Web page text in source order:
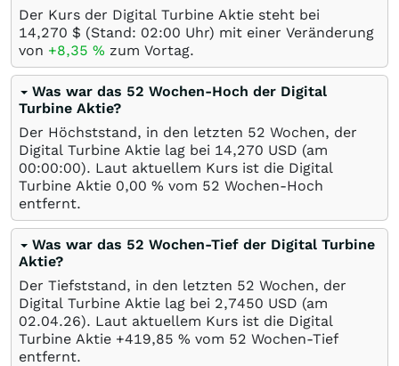
Der Kurs der Digital Turbine Aktie steht bei
14,270 $ (Stand: 02:00 Uhr) mit einer Veränderung
von +8,35 % zum Vortag.
Was war das 52 Wochen-Hoch der Digital
Turbine Aktie?
Der Höchststand, in den letzten 52 Wochen, der
Digital Turbine Aktie lag bei 14,270 USD (am
00:00:00). Laut aktuellem Kurs ist die Digital
Turbine Aktie 0,00 % vom 52 Wochen-Hoch
entfernt.
Was war das 52 Wochen-Tief der Digital Turbine
Aktie?
Der Tiefststand, in den letzten 52 Wochen, der
Digital Turbine Aktie lag bei 2,7450 USD (am
02.04.26). Laut aktuellem Kurs ist die Digital
Turbine Aktie +419,85 % vom 52 Wochen-Tief
entfernt.